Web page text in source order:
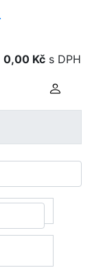
0,00 Kčs DPH